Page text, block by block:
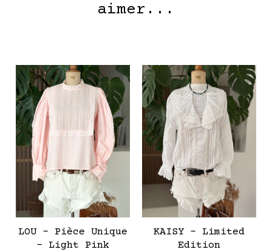
aimer...
LOU – Pièce Unique
– Light Pink
produit
plusieurs
variantes.
Les
options
peuvent
choisies
KAISY – Limited
Edition
Ce
a